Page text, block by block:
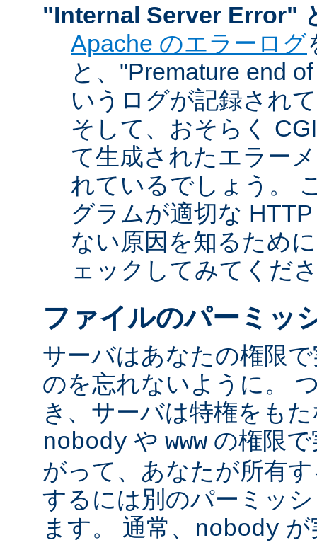
"Internal Server Error"
Apache のエラーログ
と、"Premature end
いうログが記録され
そして、おそらく
て生成されたエラー
れているでしょう。
グラムが適切な
ない原因を知るため
ェックしてみてくだ
ファイルのパーミッ
サーバはあなたの権限
のを忘れないように。
き、サーバは特権をも
nobody や www の権限
がって、あなたが所有
するには別のパーミッ
ます。 通常、 nobody が